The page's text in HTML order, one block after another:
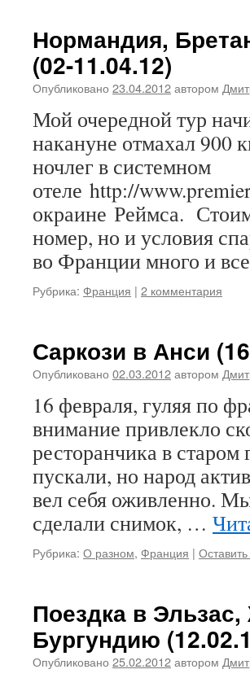
Нормандия,
(02-11.04.12)
Опубликовано 23.04.2012автором
Мой очередной тур
накануне отмахал 900
ночлег в системном
отеле http://
окраине Реймса.
номер, но и условия
во Франции много и
Рубрика: Франция | 2 комментария
Саркози в Анси
Опубликовано 02.03.2012автором
16 февраля, гуляя по
внимание привлекло
ресторанчика в старом
пускали, но народ
вел себя оживленно.
сделали снимок, …
Рубрика: О разном, Франция |
Поездка в
Бургундию
Опубликовано 25.02.2012автором